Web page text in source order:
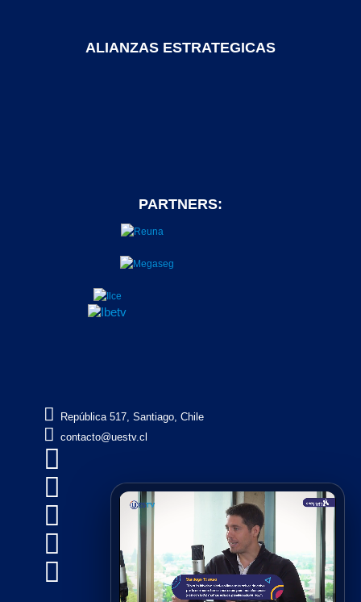
ALIANZAS ESTRATEGICAS
PARTNERS:
 República 517, Santiago, Chile
 contacto@uestv.cl




